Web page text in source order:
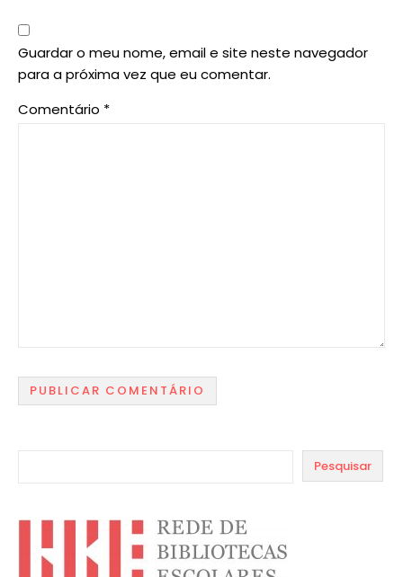
Guardar o meu nome, email e site neste navegador
para a próxima vez que eu comentar.
Comentário *
Pesquisar